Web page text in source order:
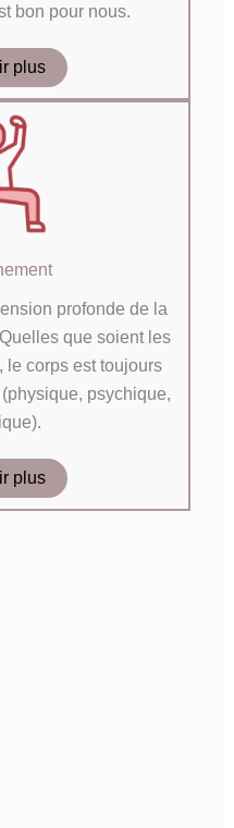
bon pour nous.
plus
profonde de la
que soient les
corps est toujours
psychique,
plus